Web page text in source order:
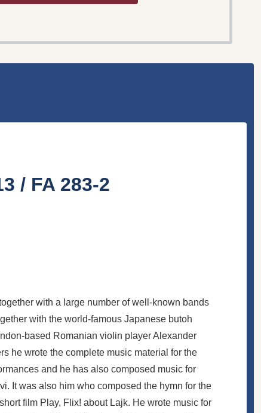
/ FA 283-2
with a large number of well-known bands
with the world-famous Japanese butoh
based Romanian violin player Alexander
he wrote the complete music material for the
and he has also composed music for
It was also him who composed the hymn for the
film Play, Flix! about Lajk. He wrote music for